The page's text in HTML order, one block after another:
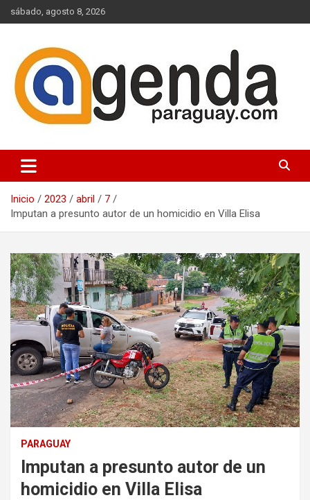
Saltar
al
sábado, agosto 8, 2026
Agenda Paraguay
Inicio 2023 abril
7
Imputan a presunto autor de un homicidio en Villa Elisa
PARAGUAY
Imputan a presunto autor de un
homicidio en Villa Elisa